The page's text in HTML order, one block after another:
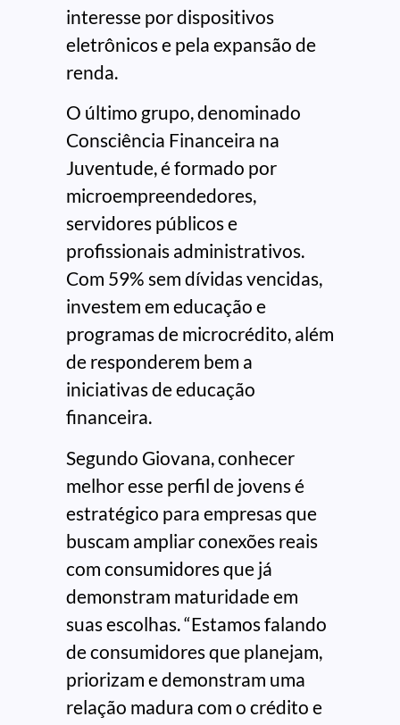
interesse por dispositivos
eletrônicos e pela expansão de
renda.
O último grupo, denominado
Consciência Financeira na
Juventude, é formado por
microempreendedores,
servidores públicos e
profissionais administrativos.
Com 59% sem dívidas vencidas,
investem em educação e
programas de microcrédito, além
de responderem bem a
iniciativas de educação
financeira.
Segundo Giovana, conhecer
melhor esse perfil de jovens é
estratégico para empresas que
buscam ampliar conexões reais
com consumidores que já
demonstram maturidade em
suas escolhas. “Estamos falando
de consumidores que planejam,
priorizam e demonstram uma
relação madura com o crédito e